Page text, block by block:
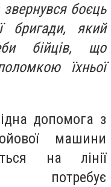
звернувся боєць
бригади, який
бійців, що
їхньої
допомога з
машини
на лінії
потребує